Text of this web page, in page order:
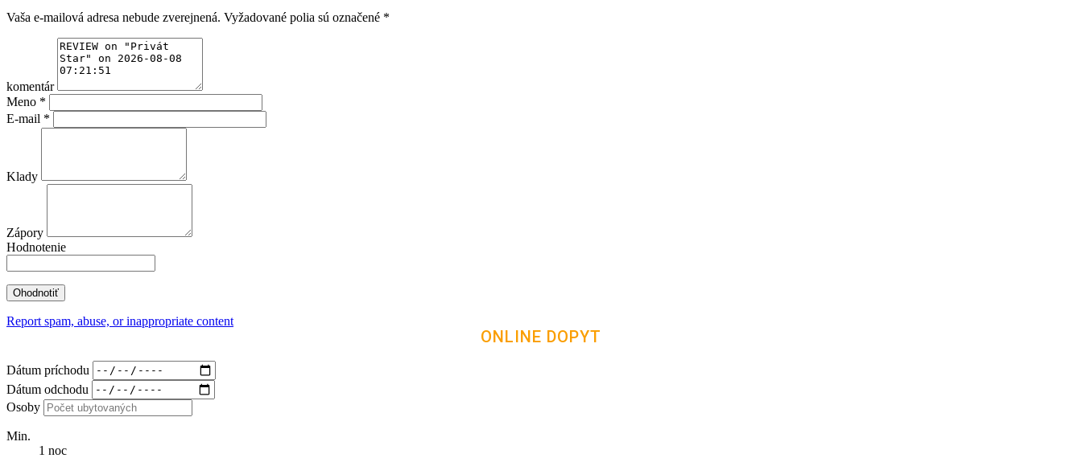
Vaša e-mailová adresa nebude zverejnená. Vyžadované polia sú označené *
komentár
Meno *
E-mail *
Klady
Zápory
Hodnotenie
Report spam, abuse, or inappropriate content
ONLINE DOPYT
Dátum príchodu
Dátum odchodu
Osoby
Min.
1 noc